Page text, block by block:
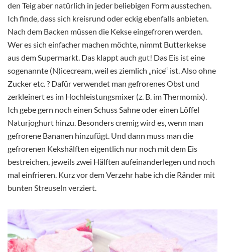
den Teig aber natürlich in jeder beliebigen Form ausstechen.
Ich finde, dass sich kreisrund oder eckig ebenfalls anbieten.
Nach dem Backen müssen die Kekse eingefroren werden.
Wer es sich einfacher machen möchte, nimmt Butterkekse
aus dem Supermarkt. Das klappt auch gut! Das Eis ist eine
sogenannte (N)icecream, weil es ziemlich „nice“ ist. Also ohne
Zucker etc. ? Dafür verwendet man gefrorenes Obst und
zerkleinert es im Hochleistungsmixer (z. B. im Thermomix).
Ich gebe gern noch einen Schuss Sahne oder einen Löffel
Naturjoghurt hinzu. Besonders cremig wird es, wenn man
gefrorene Bananen hinzufügt. Und dann muss man die
gefrorenen Kekshälften eigentlich nur noch mit dem Eis
bestreichen, jeweils zwei Hälften aufeinanderlegen und noch
mal einfrieren. Kurz vor dem Verzehr habe ich die Ränder mit
bunten Streuseln verziert.